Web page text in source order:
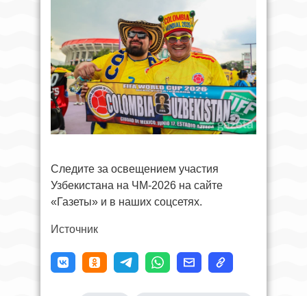
Следите за освещением участия
Узбекистана на ЧМ-2026 на сайте
«Газеты» и в наших соцсетях.
Источник